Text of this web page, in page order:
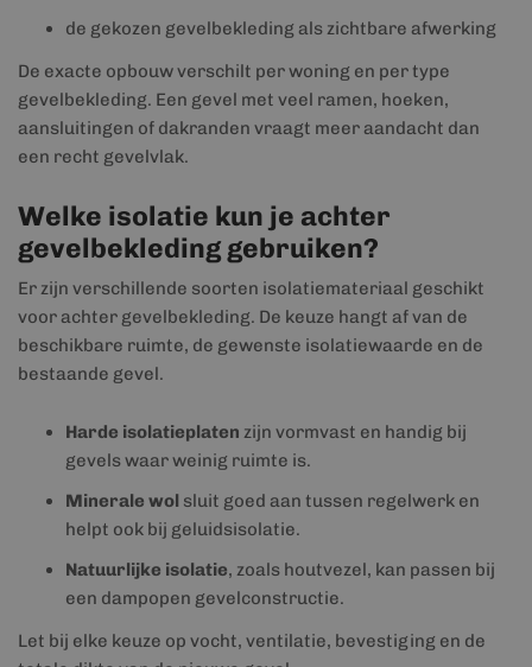
de gekozen gevelbekleding als zichtbare afwerking
De exacte opbouw verschilt per woning en per type
gevelbekleding. Een gevel met veel ramen, hoeken,
aansluitingen of dakranden vraagt meer aandacht dan
een recht gevelvlak.
Welke isolatie kun je achter
gevelbekleding gebruiken?
Er zijn verschillende soorten isolatiemateriaal geschikt
voor achter gevelbekleding. De keuze hangt af van de
beschikbare ruimte, de gewenste isolatiewaarde en de
bestaande gevel.
Harde isolatieplaten zijn vormvast en handig bij
gevels waar weinig ruimte is.
Minerale wol sluit goed aan tussen regelwerk en
helpt ook bij geluidsisolatie.
Natuurlijke isolatie, zoals houtvezel, kan passen bij
een dampopen gevelconstructie.
Let bij elke keuze op vocht, ventilatie, bevestiging en de